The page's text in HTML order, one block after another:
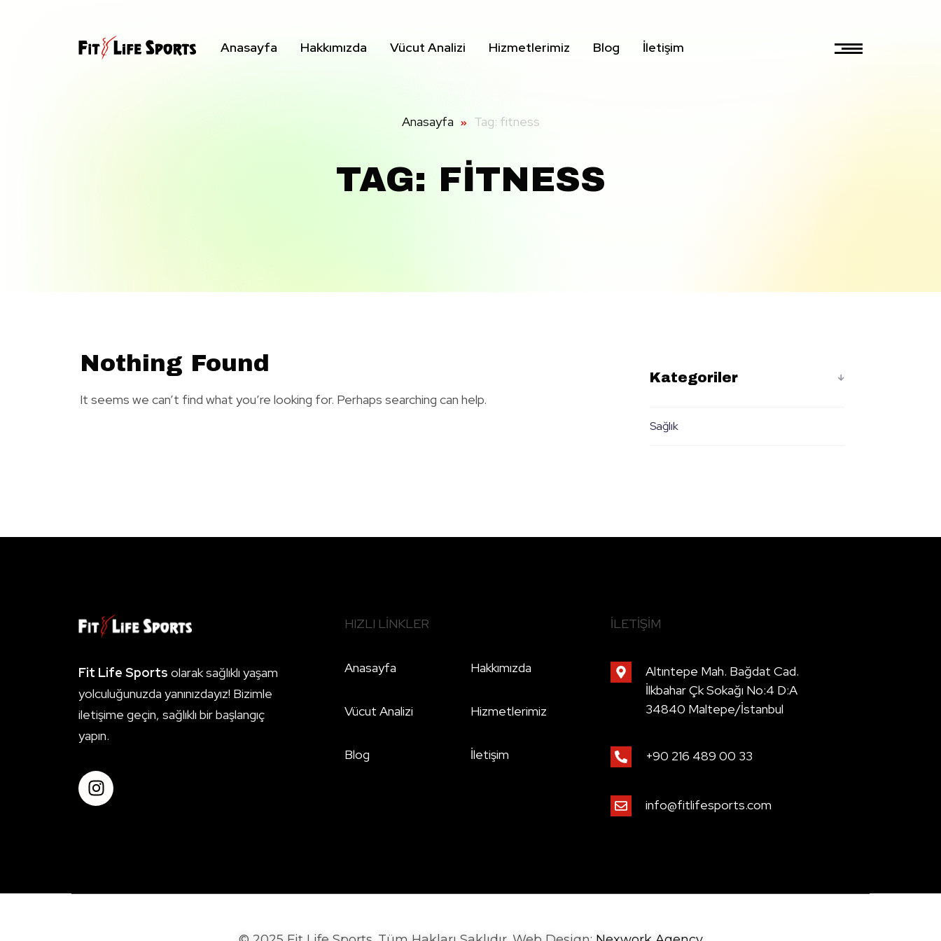
Anasayfa Hakkımızda Vücut Analizi Hizmetlerimiz Blog İletişim
Anasayfa Tag: fitness
TAG: FITNESS
Nothing Found
It seems we can’t find what you’re looking for. Perhaps searching can help.
Kategoriler
Sağlık
Fit Life Sports olarak sağlıklı yaşam
yolculuğunuzda yanınızdayız! Bizimle
iletişime geçin, sağlıklı bir başlangıç
yapın.
HIZLI LINKLER
Anasayfa Hakkımızda
Vücut Analizi Hizmetlerimiz
Blog İletişim
İLETIŞIM
Altıntepe Mah. Bağdat Cad.
İlkbahar Çk Sokağı No:4 D:A
34840 Maltepe/İstanbul
+90 216 489 00 33
info@fitlifesports.com